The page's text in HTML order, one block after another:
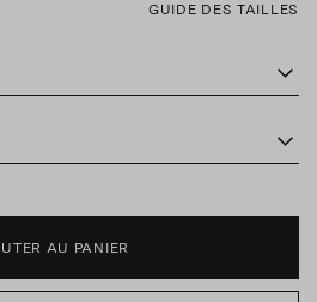
GUIDE DES TAILLES
AJOUTER AU PANIER